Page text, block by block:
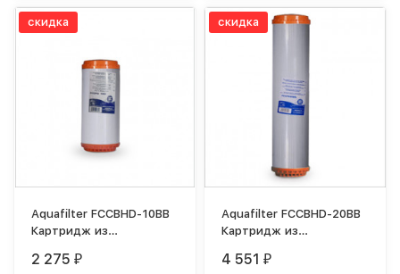
скидка
Aquafilter FCCBHD-10BB
Картридж из
скорлупы кокосового
2 275 ₽
скидка
Aquafilter FCCBHD-20BB
Картридж из
скорлупы кокосового
4 551 ₽